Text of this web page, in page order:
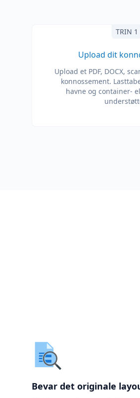
TRIN 1
Upload dit
Upload et PDF, DOCX,
konnossement.
havne og container-
Bevar det originale